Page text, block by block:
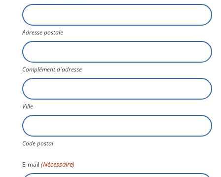
Adresse postale
Complément d'adresse
Ville
Code postal
E-mail (Nécessaire)